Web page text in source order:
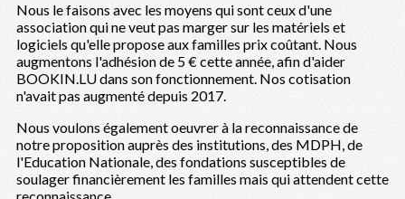
Nous le faisons avec les moyens qui sont ceux d'une
association qui ne veut pas marger sur les matériels et
logiciels qu'elle propose aux familles prix coûtant. Nous
augmentons l'adhésion de 5 € cette année, afin d'aider
BOOKIN.LU dans son fonctionnement. Nos cotisation
n'avait pas augmenté depuis 2017.
Nous voulons également oeuvrer à la reconnaissance de
notre proposition auprès des institutions, des MDPH, de
l'Education Nationale, des fondations susceptibles de
soulager financièrement les familles mais qui attendent cette